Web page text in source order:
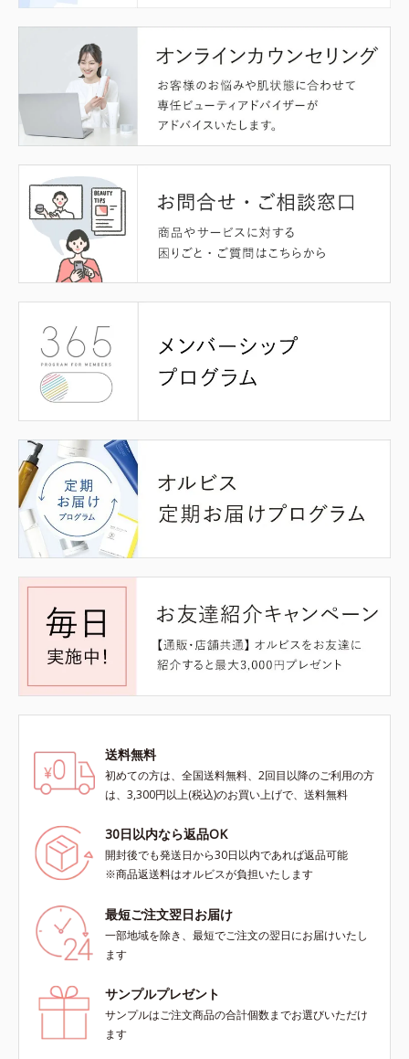
送料無料
初めての方は、全国送料無料、2回目以降のご利用の方
は、3,300円以上(税込)のお買い上げで、送料無料
30日以内なら返品OK
開封後でも発送日から30日以内であれば返品可能
※商品返送料はオルビスが負担いたします
最短ご注文翌日お届け
一部地域を除き、最短でご注文の翌日にお届けいたし
ます
サンプルプレゼント
サンプルはご注文商品の合計個数までお選びいただけ
ます